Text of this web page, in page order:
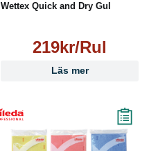
Wettex Quick and Dry Gul
219kr/Rul
Läs mer